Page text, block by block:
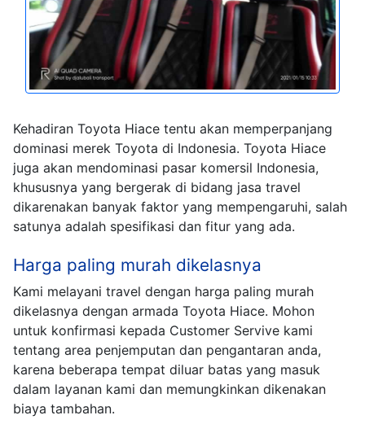
Kehadiran Toyota Hiace tentu akan memperpanjang
dominasi merek Toyota di Indonesia. Toyota Hiace
juga akan mendominasi pasar komersil Indonesia,
khususnya yang bergerak di bidang jasa travel
dikarenakan banyak faktor yang mempengaruhi, salah
satunya adalah spesifikasi dan fitur yang ada.
Harga paling murah dikelasnya
Kami melayani travel dengan harga paling murah
dikelasnya dengan armada Toyota Hiace. Mohon
untuk konfirmasi kepada Customer Servive kami
tentang area penjemputan dan pengantaran anda,
karena beberapa tempat diluar batas yang masuk
dalam layanan kami dan memungkinkan dikenakan
biaya tambahan.